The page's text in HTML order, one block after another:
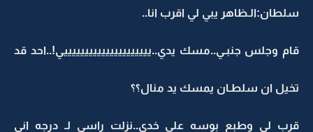
سلطان:الـظاهر يبي لي اقرب انا..
قام وجلس جنبـي..مسك يدي..يييييييييييييييييييييي!..احد قد
تخيل ان سلطـان يمسك يد منال؟؟
قرب لي وطبع بوسه على خدي..نزلت راسي لـ درجه اني